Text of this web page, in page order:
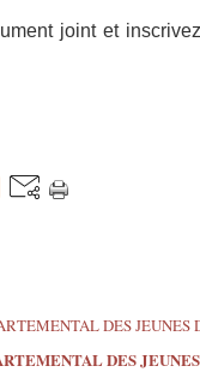
joint et
DES